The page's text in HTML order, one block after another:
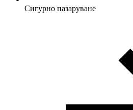
Сигурно пазаруване